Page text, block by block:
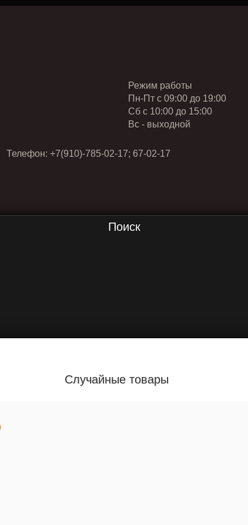
Режим работы
Пн-Пт с 09:00 до 19:00
Cб с 10:00 до 15:00
Вс - выходной
+7(910)-785-02-17; 67-02-17
Поиск
Случайные товары